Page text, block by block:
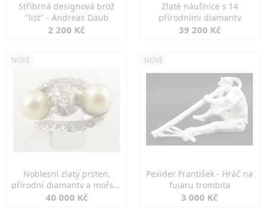
Stříbrná designová brož
"list" - Andreas Daub
2 200 Kč
Zlaté náušnice s 14
přírodními diamanty
39 200 Kč
NOVÉ
Noblesní zlatý prsten,
přírodní diamanty a mořské
perly
40 000 Kč
NOVÉ
Pexider František - Hráč na
fujaru trombita
3 000 Kč